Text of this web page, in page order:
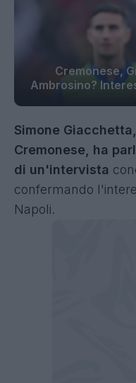
Cremonese,
Ambrosino?
Simone
Cremonese, ha
di un'intervista
confermando
Napoli.